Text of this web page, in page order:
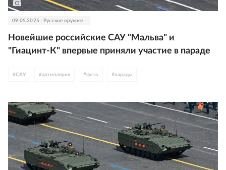
09.05.2025 Русское оружие
Новейшие российские САУ "Мальва" и
"Гиацинт-К" впервые приняли участие в параде
#САУ #артиллерия #фото #парады